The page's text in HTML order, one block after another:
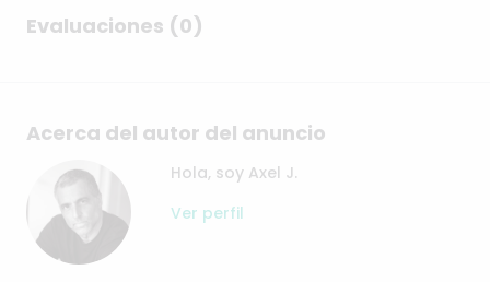
Evaluaciones (0)
Acerca del autor del anuncio
Hola, soy Axel J.
Ver perfil